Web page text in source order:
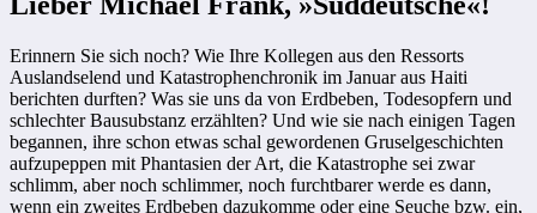
Erinnern Sie sich noch? Wie Ihre Kollegen aus den Ressorts
Auslandselend und Katastrophenchronik im Januar aus Haiti
berichten durften? Was sie uns da von Erdbeben, Todesopfern und
schlechter Bausubstanz erzählten? Und wie sie nach einigen Tagen
begannen, ihre schon etwas schal gewordenen Gruselgeschichten
aufzupeppen mit Phantasien der Art, die Katastrophe sei zwar
schlimm, aber noch schlimmer, noch furchtbarer werde es dann,
wenn ein zweites Erdbeben dazukomme oder eine Seuche bzw. ein,